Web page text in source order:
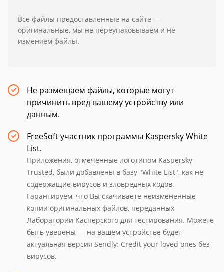
Все файлы предоставленные на сайте —
оригинальные, мы не переупаковываем и не
изменяем файлы.
Не размещаем файлы, которые могут
причинить вред вашему устройству или
данным.
FreeSoft участник программы Kaspersky White
List.
Приложения, отмеченные логотипом Kaspersky
Trusted, были добавлены в базу "White List", как не
содержащие вирусов и зловредных кодов.
Гарантируем, что Вы скачиваете неизмененные
копии оригинальных файлов, переданных
Лаборатории Касперского для тестирования. Можете
быть уверены — на вашем устройстве будет
актуальная версия Sendly: Credit your loved ones без
вирусов.